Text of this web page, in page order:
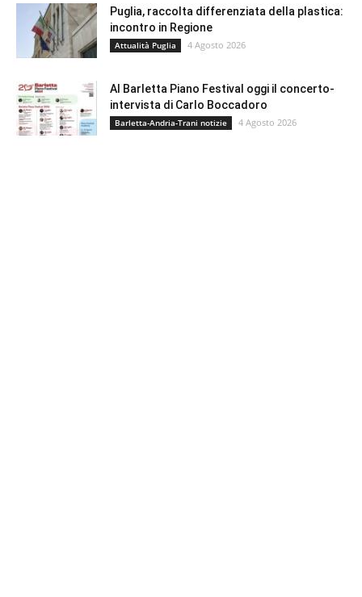
Puglia, raccolta differenziata della plastica:
incontro in Regione
Attualità Puglia 4 Agosto 2026
Al Barletta Piano Festival oggi il concerto-
intervista di Carlo Boccadoro
Barletta-Andria-Trani notizie 4 Agosto 2026